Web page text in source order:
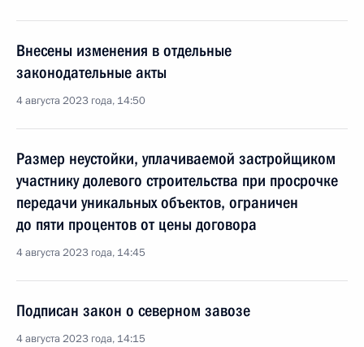
Внесены изменения в отдельные
законодательные акты
4 августа 2023 года, 14:50
Размер неустойки, уплачиваемой застройщиком
участнику долевого строительства при просрочке
передачи уникальных объектов, ограничен
до пяти процентов от цены договора
4 августа 2023 года, 14:45
Подписан закон о северном завозе
4 августа 2023 года, 14:15